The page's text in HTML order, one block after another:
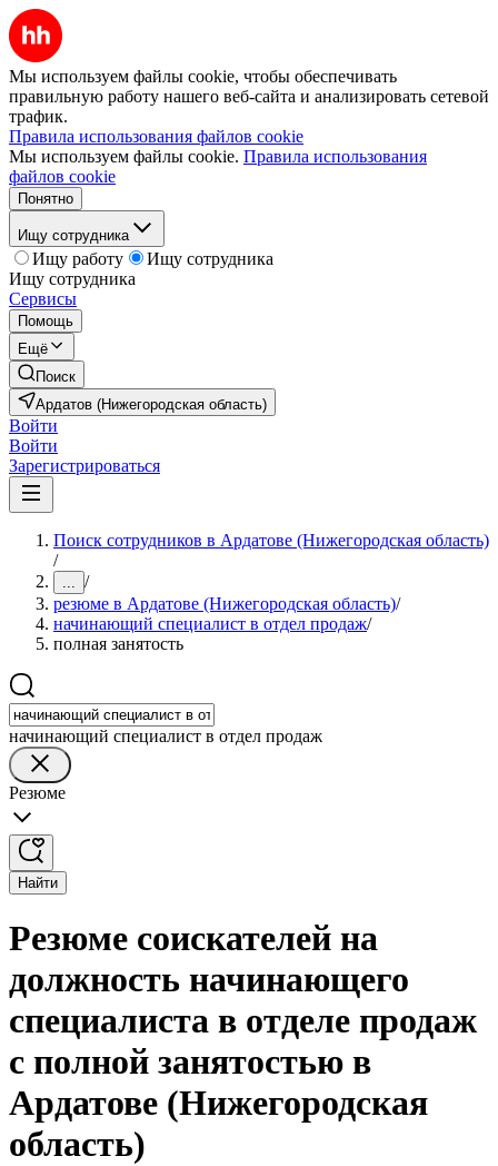
Мы используем файлы cookie, чтобы обеспечивать
правильную работу нашего веб-сайта и анализировать сетевой
трафик.
Правила использования файлов cookie
Мы используем файлы cookie. Правила использования
файлов cookie
Понятно
Ищу сотрудника
Ищу работу
Ищу сотрудника
Ищу сотрудника
Сервисы
Помощь
Ещё
Поиск
Ардатов (Нижегородская область)
Войти
Войти
Зарегистрироваться
Поиск сотрудников в Ардатове (Нижегородская область)
/
... /
резюме в Ардатове (Нижегородская область)/
начинающий специалист в отдел продаж/
полная занятость
начинающий специалист в отдел продаж
Резюме
Найти
Резюме соискателей на
должность начинающего
специалиста в отделе продаж
с полной занятостью в
Ардатове (Нижегородская
область)